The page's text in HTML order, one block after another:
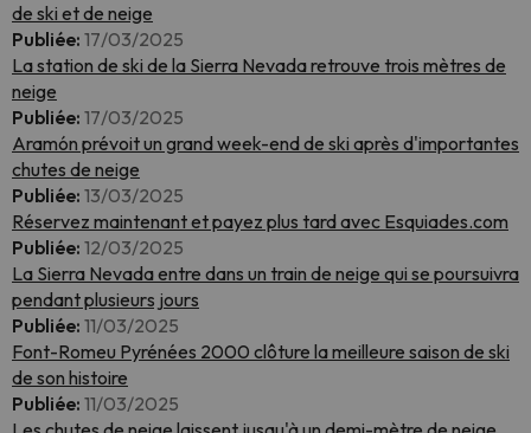
de ski et de neige
Publiée: 17/03/2025
La station de ski de la Sierra Nevada retrouve trois mètres de
neige
Publiée: 17/03/2025
Aramón prévoit un grand week-end de ski après d'importantes
chutes de neige
Publiée: 13/03/2025
Réservez maintenant et payez plus tard avec Esquiades.com
Publiée: 12/03/2025
La Sierra Nevada entre dans un train de neige qui se poursuivra
pendant plusieurs jours
Publiée: 11/03/2025
Font-Romeu Pyrénées 2000 clôture la meilleure saison de ski
de son histoire
Publiée: 11/03/2025